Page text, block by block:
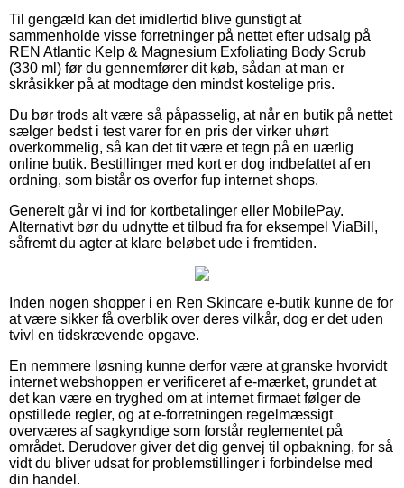
Til gengæld kan det imidlertid blive gunstigt at
sammenholde visse forretninger på nettet efter udsalg på
REN Atlantic Kelp & Magnesium Exfoliating Body Scrub
(330 ml) før du gennemfører dit køb, sådan at man er
skråsikker på at modtage den mindst kostelige pris.
Du bør trods alt være så påpasselig, at når en butik på nettet
sælger bedst i test varer for en pris der virker uhørt
overkommelig, så kan det tit være et tegn på en uærlig
online butik. Bestillinger med kort er dog indbefattet af en
ordning, som bistår os overfor fup internet shops.
Generelt går vi ind for kortbetalinger eller MobilePay.
Alternativt bør du udnytte et tilbud fra for eksempel ViaBill,
såfremt du agter at klare beløbet ude i fremtiden.
Inden nogen shopper i en Ren Skincare e-butik kunne de for
at være sikker få overblik over deres vilkår, dog er det uden
tvivl en tidskrævende opgave.
En nemmere løsning kunne derfor være at granske hvorvidt
internet webshoppen er verificeret af e-mærket, grundet at
det kan være en tryghed om at internet firmaet følger de
opstillede regler, og at e-forretningen regelmæssigt
overværes af sagkyndige som forstår reglementet på
området. Derudover giver det dig genvej til opbakning, for så
vidt du bliver udsat for problemstillinger i forbindelse med
din handel.